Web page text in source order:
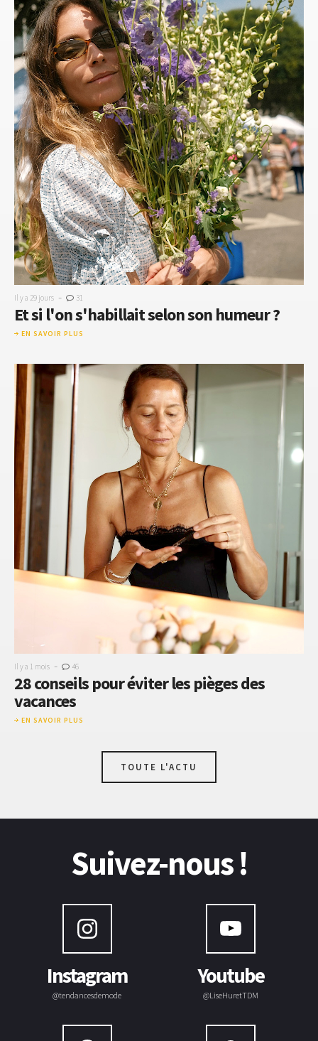
Il y a 29 jours - 31
Et si l'on s'habillait selon son humeur ?
EN SAVOIR PLUS
Il y a 1 mois - 46
28 conseils pour éviter les pièges des
vacances
EN SAVOIR PLUS
TOUTE L'ACTU
Suivez-nous !
Instagram
@tendancesdemode
Youtube
@LiseHuretTDM